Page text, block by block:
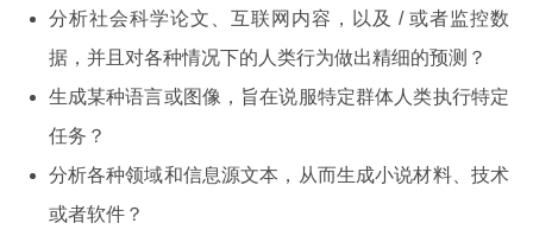
分析社会科学论文、互联网内容，以及 / 或者监控数
据，并且对各种情况下的人类行为做出精细的预测？
生成某种语言或图像，旨在说服特定群体人类执行特定
任务？
分析各种领域和信息源文本，从而生成小说材料、技术
或者软件？